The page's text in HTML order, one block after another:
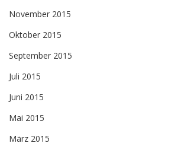
November 2015
Oktober 2015
September 2015
Juli 2015
Juni 2015
Mai 2015
März 2015